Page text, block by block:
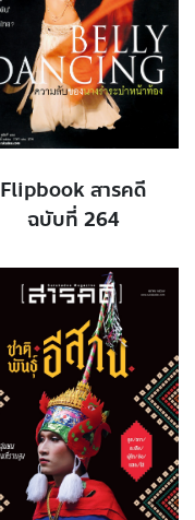
Flipbook สารคดี
ฉบับที่ 264